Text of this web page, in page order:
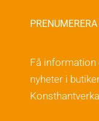
Få information
nyheter i